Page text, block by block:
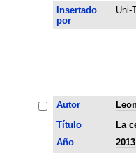
Insertado
por
Uni-
Autor
Título
La
Año
2013